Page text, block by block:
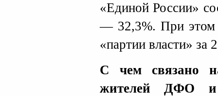
«Единой России»
— 32,3%. При этом
«партии власти» за
С чем связано
жителей ДФО